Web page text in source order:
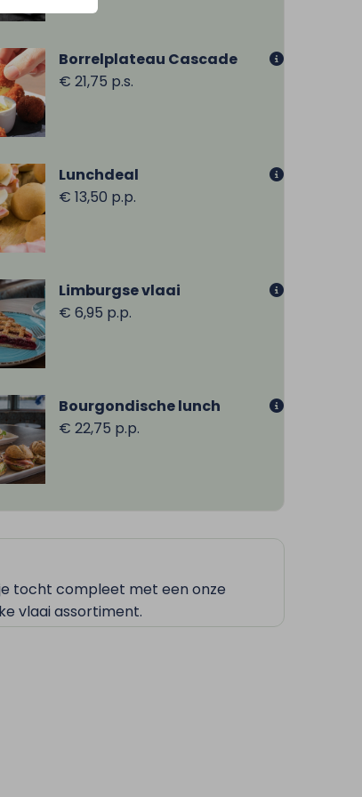
Borrelplateau Cascade
€ 21,75 p.s.
Lunchdeal
€ 13,50 p.p.
Limburgse vlaai
€ 6,95 p.p.
Bourgondische lunch
€ 22,75 p.p.
tocht compleet met een onze
vlaai assortiment.